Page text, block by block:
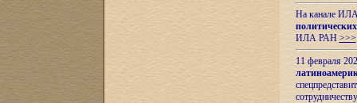
На канале
ИЛА РАН >>>
11 февраля